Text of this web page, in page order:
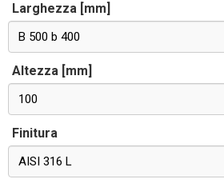
Larghezza [mm]
B 500 b 400
Altezza [mm]
100
Finitura
AISI 316 L